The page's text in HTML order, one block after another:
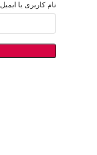
نام کاربری یا ایمیل